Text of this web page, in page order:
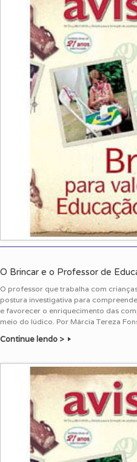
O Brincar e o Professor de
O professor que trabalha com
postura investigativa para
e favorecer o enriquecimento das
meio do lúdico. Por Márcia Tereza
Continue lendo >